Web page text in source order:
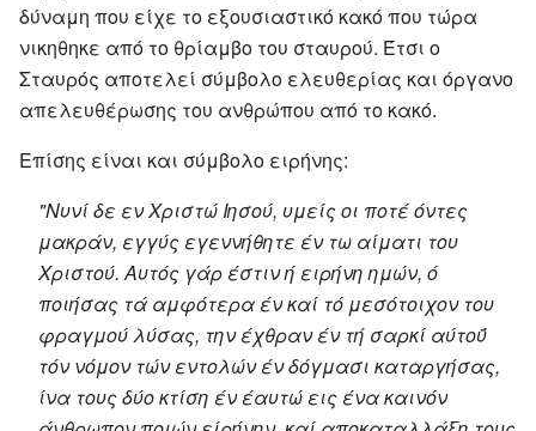
δύναμη που είχε το εξουσιαστικό κακό που τώρα
νικηθηκε από το θρίαμβο του σταυρού. Έτσι ο
Σταυρός αποτελεί σύμβολο ελευθερίας και όργανο
απελευθέρωσης του ανθρώπου από το κακό.
Επίσης είναι και σύμβολο ειρήνης:
"Νυνί δε εν Χριστώ Ιησού, υμείς οι ποτέ όντες
μακράν, εγγύς εγεννήθητε έν τω αίματι του
Χριστού. Αυτός γάρ έστιν ή ειρήνη ημών, ό
ποιήσας τά αμφότερα έν καί τό μεσότοιχον του
φραγμού λύσας, την έχθραν έν τή σαρκί αύτοΰ
τόν νόμον τών εντολών έν δόγμασι καταργήσας,
ίνα τους δύο κτίση έν έαυτώ εις ένα καινόν